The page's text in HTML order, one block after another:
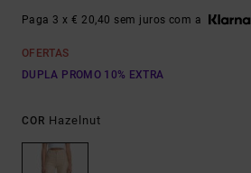
Paga 3 x € 20,40 sem juros com a
OFERTAS
DUPLA PROMO 10% EXTRA
COR Hazelnut